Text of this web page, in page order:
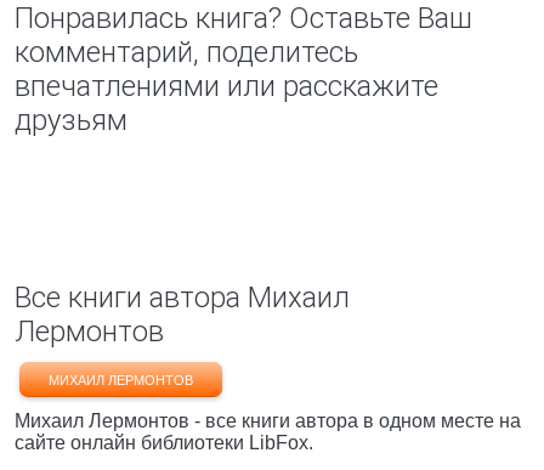
Понравилась книга? Оставьте Ваш
комментарий, поделитесь
впечатлениями или расскажите
друзьям
Все книги автора Михаил
Лермонтов
МИХАИЛ ЛЕРМОНТОВ
Михаил Лермонтов - все книги автора в одном месте на
сайте онлайн библиотеки LibFox.